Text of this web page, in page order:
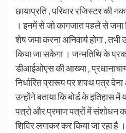
छायाप्रति , परिवार रजिस्टर की
। इनमें से जो कागजात पहले से जमा
शेष जमा करना अनिवार्य होगा ,
किया जा सकेगा । जन्मतिथि के
डीआईओएस की आख्या ,
निर्धारित प्रारूप पर शपथ पत्र देना
उन्होंने बताया कि बोर्ड के
पत्रो और प्रमाण पत्रों में संशोधन
शिविर लगाकर कर किया जा रहा है